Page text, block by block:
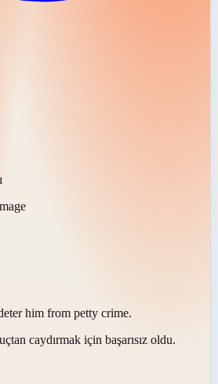
him from petty crime.
caydırmak için başarısız oldu.